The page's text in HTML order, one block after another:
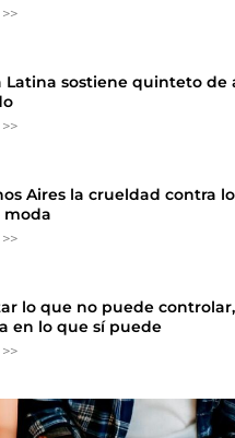
Latina sostiene quinteto de
Aires la crueldad contra
moda
lo que no puede
en lo que sí puede